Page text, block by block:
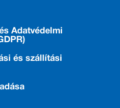
Adatvédelmi
és szállítási